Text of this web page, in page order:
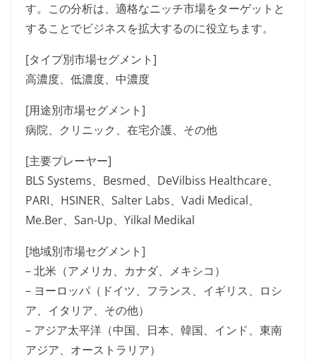
す。この分析は、適格なニッチ市場をターゲットと
することでビジネスを拡大するのに役立ちます。
[タイプ別市場セグメント]
高濃度、低濃度、中濃度
[用途別市場セグメント]
病院、クリニック、在宅介護、その他
[主要プレーヤー]
BLS Systems、Besmed、DeVilbiss Healthcare、
PARI、HSINER、Salter Labs、Vadi Medical、
Me.Ber、San-Up、Yilkal Medikal
[地域別市場セグメント]
– 北米（アメリカ、カナダ、メキシコ）
– ヨーロッパ（ドイツ、フランス、イギリス、ロシ
ア、イタリア、その他）
– アジア太平洋（中国、日本、韓国、インド、東南
アジア、オーストラリア）